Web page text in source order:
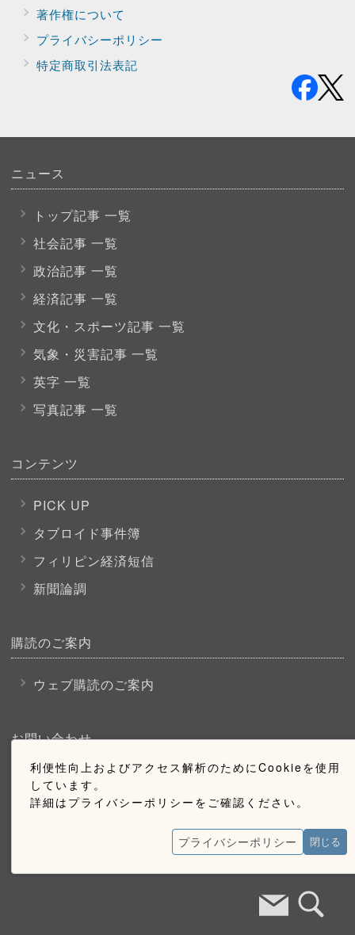
利便性向上およびアクセス解析のためにCookieを使用
しています。
詳細はプライバシーポリシーをご確認ください。
プライバシーポリシー 閉じる
著作権について
プライバシーポリシー
特定商取引法表記
ニュース
トップ記事 一覧
社会記事 一覧
政治記事 一覧
経済記事 一覧
文化・スポーツ記事 一覧
気象・災害記事 一覧
英字 一覧
写真記事 一覧
コンテンツ
PICK UP
タブロイド事件簿
フィリピン経済短信
新聞論調
購読のご案内
ウェブ購読のご案内
お問い合わせ
採用情報
お問い合わせ